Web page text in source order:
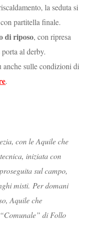
la seduta si
partitella finale.
di riposo, con ripresa
al derby.
anche sulle condizioni di
.
con le Aquile che
iniziata con
sul campo,
misti.Per domani
Aquile che
di Follo